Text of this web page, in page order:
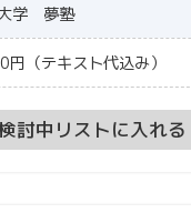
学 夢塾
円（テキスト代込み）
討中リストに入れる